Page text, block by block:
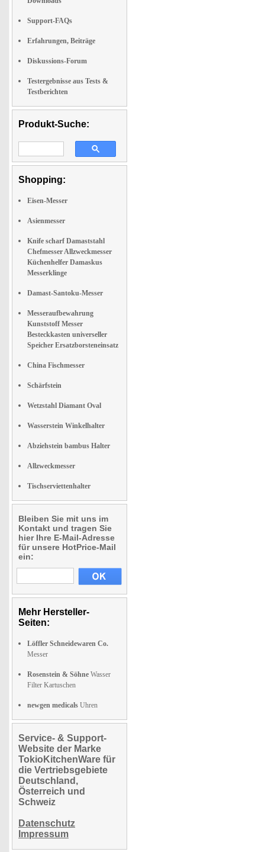
Support-FAQs
Erfahrungen, Beiträge
Diskussions-Forum
Testergebnisse aus Tests &
Testberichten
Produkt-Suche:
Shopping:
Eisen-Messer
Asienmesser
Knife scharf Damaststahl
Chefmesser Allzweckmesser
Küchenhelfer Damaskus
Messerklinge
Damast-Santoku-Messer
Messeraufbewahrung
Kunststoff Messer
Besteckkasten universeller
Speicher Ersatzborsteneinsatz
China Fischmesser
Schärfstein
Wetzstahl Diamant Oval
Wasserstein Winkelhalter
Abziehstein bambus Halter
Allzweckmesser
Tischserviettenhalter
Bleiben Sie mit uns im
Kontakt und tragen Sie
hier Ihre E-Mail-Adresse
für unsere HotPrice-Mail
ein:
Mehr Hersteller-
Seiten:
Löffler Schneidewaren Co.
Messer
Rosenstein & Söhne Wasser
Filter Kartuschen
newgen medicals Uhren
Service- & Support-
Website der Marke
TokioKitchenWare für
die Vertriebsgebiete
Deutschland,
Österreich und
Schweiz
Datenschutz
Impressum